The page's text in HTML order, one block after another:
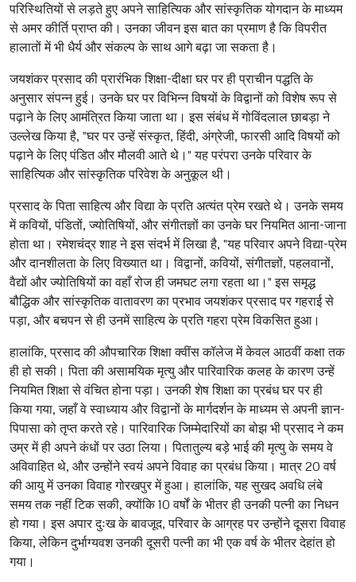
परिस्थितियों से लड़ते हुए अपने साहित्यिक और सांस्कृतिक योगदान के माध्यम
से अमर कीर्ति प्राप्त की। उनका जीवन इस बात का प्रमाण है कि विपरीत
हालातों में भी धैर्य और संकल्प के साथ आगे बढ़ा जा सकता है।
जयशंकर प्रसाद की प्रारंभिक शिक्षा-दीक्षा घर पर ही प्राचीन पद्धति के
अनुसार संपन्न हुई। उनके घर पर विभिन्न विषयों के विद्वानों को विशेष रूप से
पढ़ाने के लिए आमंत्रित किया जाता था। इस संबंध में गोविंदलाल छाबड़ा ने
उल्लेख किया है, "घर पर उन्हें संस्कृत, हिंदी, अंग्रेजी, फारसी आदि विषयों को
पढ़ाने के लिए पंडित और मौलवी आते थे।" यह परंपरा उनके परिवार के
साहित्यिक और सांस्कृतिक परिवेश के अनुकूल थी।
प्रसाद के पिता साहित्य और विद्या के प्रति अत्यंत प्रेम रखते थे। उनके समय
में कवियों, पंडितों, ज्योतिषियों, और संगीतज्ञों का उनके घर नियमित आना-जाना
होता था। रमेशचंद्र शाह ने इस संदर्भ में लिखा है, "यह परिवार अपने विद्या-प्रेम
और दानशीलता के लिए विख्यात था। विद्वानों, कवियों, संगीतज्ञों, पहलवानों,
वैद्यों और ज्योतिषियों का वहाँ रोज ही जमघट लगा रहता था।" इस समृद्ध
बौद्धिक और सांस्कृतिक वातावरण का प्रभाव जयशंकर प्रसाद पर गहराई से
पड़ा, और बचपन से ही उनमें साहित्य के प्रति गहरा प्रेम विकसित हुआ।
हालांकि, प्रसाद की औपचारिक शिक्षा क्वींस कॉलेज में केवल आठवीं कक्षा तक
ही हो सकी। पिता की असामयिक मृत्यु और पारिवारिक कलह के कारण उन्हें
नियमित शिक्षा से वंचित होना पड़ा। उनकी शेष शिक्षा का प्रबंध घर पर ही
किया गया, जहाँ वे स्वाध्याय और विद्वानों के मार्गदर्शन के माध्यम से अपनी ज्ञान-
पिपासा को तृप्त करते रहे। पारिवारिक जिम्मेदारियों का बोझ भी प्रसाद ने कम
उम्र में ही अपने कंधों पर उठा लिया। पितातुल्य बड़े भाई की मृत्यु के समय वे
अविवाहित थे, और उन्होंने स्वयं अपने विवाह का प्रबंध किया। मात्र 20 वर्ष
की आयु में उनका विवाह गोरखपुर में हुआ। हालांकि, यह सुखद अवधि लंबे
समय तक नहीं टिक सकी, क्योंकि 10 वर्षों के भीतर ही उनकी पत्नी का निधन
हो गया। इस अपार दुःख के बावजूद, परिवार के आग्रह पर उन्होंने दूसरा विवाह
किया, लेकिन दुर्भाग्यवश उनकी दूसरी पत्नी का भी एक वर्ष के भीतर देहांत हो
गया।